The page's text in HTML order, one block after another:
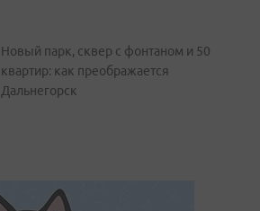
Новый парк, сквер с фонтаном и 50
квартир: как преображается
Дальнегорск